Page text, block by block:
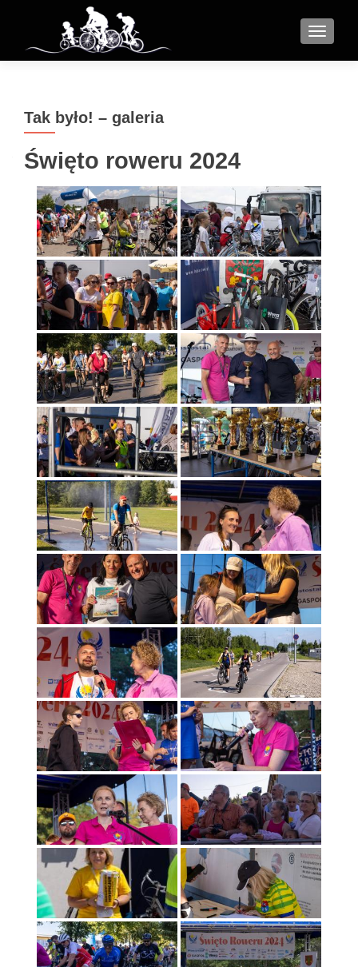
MENU
Tak było! – galeria
Święto roweru 2024